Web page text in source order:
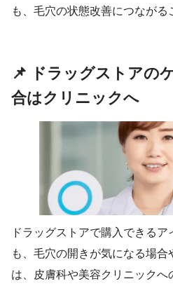
も、毛穴の状態改善につながる
📌 ドラッグストアの
合はクリニックへ
ドラッグストアで購入できる
も、毛穴の開きが気になる場
は、皮膚科や美容クリニック